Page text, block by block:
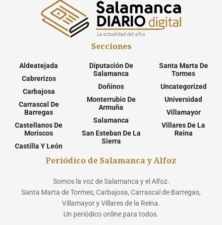
Secciones
Aldeatejada
Cabrerizos
Carbajosa
Carrascal De
Barregas
Castellanos De
Moriscos
Castilla Y León
Diputación De
Salamanca
Doñinos
Monterrubio De
Armuña
Salamanca
San Esteban De La
Sierra
Santa Marta De
Tormes
Uncategorized
Universidad
Villamayor
Villares De La
Reina
Periódico de Salamanca y Alfoz
Somos la voz de Salamanca y el Alfoz.
Santa Marta de Tormes, Carbajosa, Carrascal de Barregas,
Villamayor y Villares de la Reina.
Un periódico online para todos.